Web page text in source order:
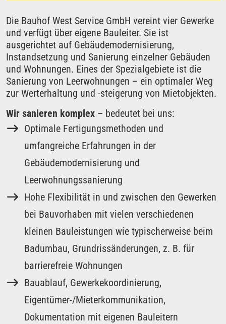
Die Bauhof West Service GmbH vereint vier Gewerke
und verfügt über eigene Bauleiter. Sie ist
ausgerichtet auf Gebäudemodernisierung,
Instandsetzung und Sanierung einzelner Gebäuden
und Wohnungen. Eines der Spezialgebiete ist die
Sanierung von Leerwohnungen – ein optimaler Weg
zur Werterhaltung und -steigerung von Mietobjekten.
Wir sanieren komplex – bedeutet bei uns:
Optimale Fertigungsmethoden und
umfangreiche Erfahrungen in der
Gebäudemodernisierung und
Leerwohnungssanierung
Hohe Flexibilität in und zwischen den Gewerken
bei Bauvorhaben mit vielen verschiedenen
kleinen Bauleistungen wie typischerweise beim
Badumbau, Grundrissänderungen, z. B. für
barrierefreie Wohnungen
Bauablauf, Gewerkekoordinierung,
Eigentümer-/Mieterkommunikation,
Dokumentation mit eigenen Bauleitern